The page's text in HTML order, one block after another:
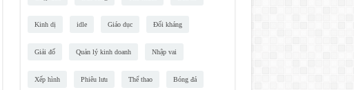
Kinh dị idle Giáo dục Đối kháng
Giải đố Quản lý kinh doanh Nhập vai
Xếp hình Phiêu lưu Thể thao Bóng đá